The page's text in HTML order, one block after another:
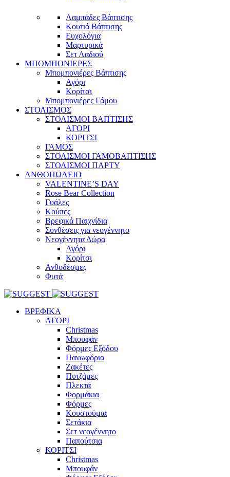
Λαμπάδες Βάπτισης
Κουτιά Βάπτισης
Ευχολόγια
Μαρτυρικά
Σετ Λαδιού
ΜΠΟΜΠΟΝΙΕΡΕΣ
Μπομπονιέρες Βάπτισης
Αγόρι
Κορίτσι
Μπομπονιέρες Γάμου
ΣΤΟΛΙΣΜΟΣ
ΣΤΟΛΙΣΜΟΙ ΒΑΠΤΙΣΗΣ
ΑΓΟΡΙ
ΚΟΡΙΤΣΙ
ΓΑΜΟΣ
ΣΤΟΛΙΣΜΟΙ ΓΑΜΟΒΑΠΤΙΣΗΣ
ΣΤΟΛΙΣΜΟΙ ΠΑΡΤΥ
ΑΝΘΟΠΩΛΕΙΟ
VALENTINE’S DAY
Rose Bear Collection
Γυάλες
Κούπες
Βρεφικά Παιχνίδια
Συνθέσεις για νεογέννητο
Νεογέννητα Δώρα
Αγόρι
Κορίτσι
Ανθοδέσμες
Φυτά
ΒΡΕΦΙΚΑ
ΑΓΟΡΙ
Christmas
Μπουφάν
Φόρμες Εξόδου
Πανωφόρια
Ζακέτες
Πυτζάμες
Πλεκτά
Φορμάκια
Φόρμες
Κουστούμια
Σετάκια
Σετ νεογέννητο
Παπούτσια
ΚΟΡΙΤΣΙ
Christmas
Μπουφάν